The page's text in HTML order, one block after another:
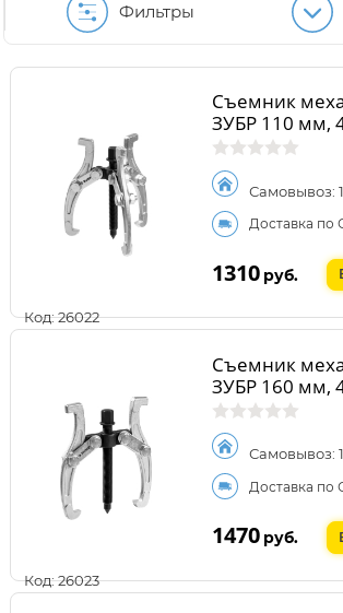
Фильтры
Код: 26022
Съемник
ЗУБР 110 мм,
Самовывоз:
Доставка по
1310 руб.
Код: 26023
Съемник
ЗУБР 160 мм,
Самовывоз:
Доставка по
1470 руб.